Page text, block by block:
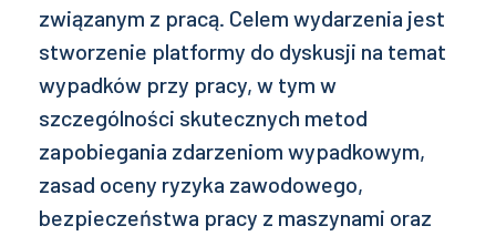
związanym z pracą. Celem wydarzenia jest
stworzenie platformy do dyskusji na temat
wypadków przy pracy, w tym w
szczególności skutecznych metod
zapobiegania zdarzeniom wypadkowym,
zasad oceny ryzyka zawodowego,
bezpieczeństwa pracy z maszynami oraz